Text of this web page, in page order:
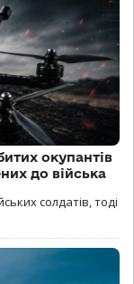
окупантів
до війська
солдатів, тоді